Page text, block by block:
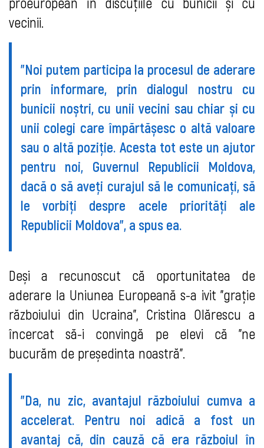
vecinii.
”Noi putem participa la procesul de aderare
prin informare, prin dialogul nostru cu
bunicii noștri, cu unii vecini sau chiar și cu
unii colegi care împărtășesc o altă valoare
sau o altă poziție. Acesta tot este un ajutor
pentru noi, Guvernul Republicii Moldova,
dacă o să aveți curajul să le comunicați, să
le vorbiți despre acele priorități ale
Republicii Moldova”, a spus ea.
Deși a recunoscut că oportunitatea de
aderare la Uniunea Europeană s-a ivit ”grație
războiului din Ucraina”, Cristina Olărescu a
încercat să-i convingă pe elevi că ”ne
bucurăm de președinta noastră”.
”Da, nu zic, avantajul războiului cumva a
accelerat. Pentru noi adică a fost un
avantaj că, din cauză că era războiul în